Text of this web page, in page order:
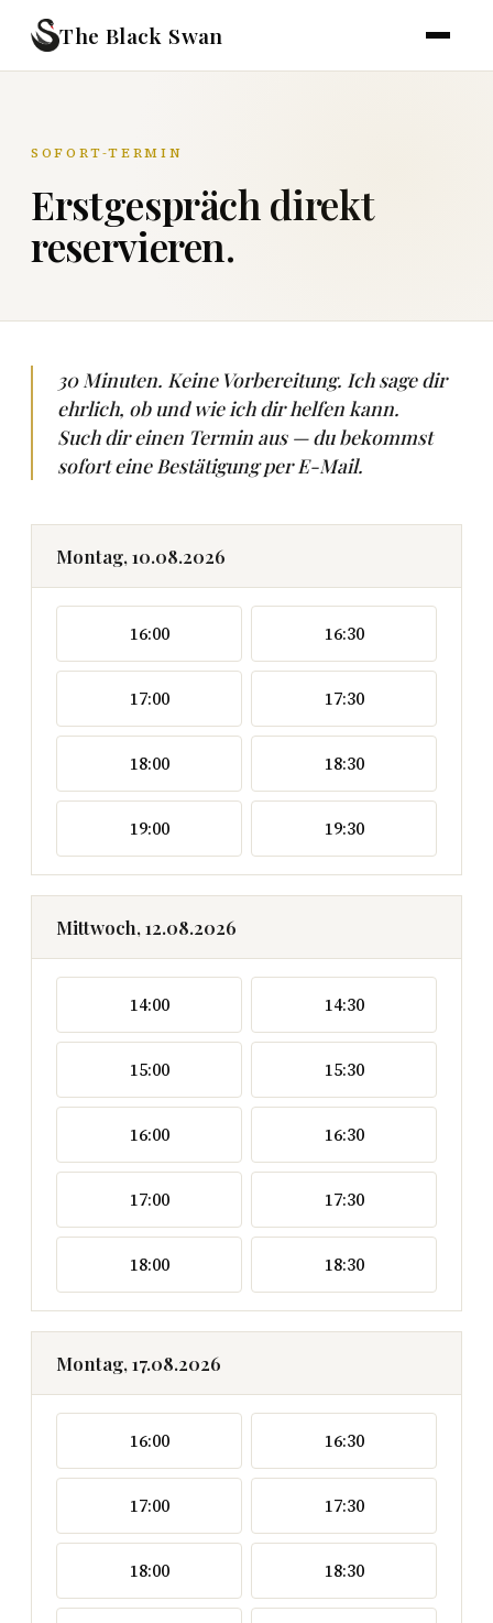
The Black Swan
SOFORT-TERMIN
Erstgespräch direkt
reservieren.
30 Minuten. Keine Vorbereitung. Ich sage dir
ehrlich, ob und wie ich dir helfen kann.
Such dir einen Termin aus — du bekommst
sofort eine Bestätigung per E-Mail.
Montag, 10.08.2026
16:00 16:30
17:00 17:30
18:00 18:30
19:00 19:30
Mittwoch, 12.08.2026
14:00 14:30
15:00 15:30
16:00 16:30
17:00 17:30
18:00 18:30
Montag, 17.08.2026
16:00 16:30
17:00 17:30
18:00 18:30